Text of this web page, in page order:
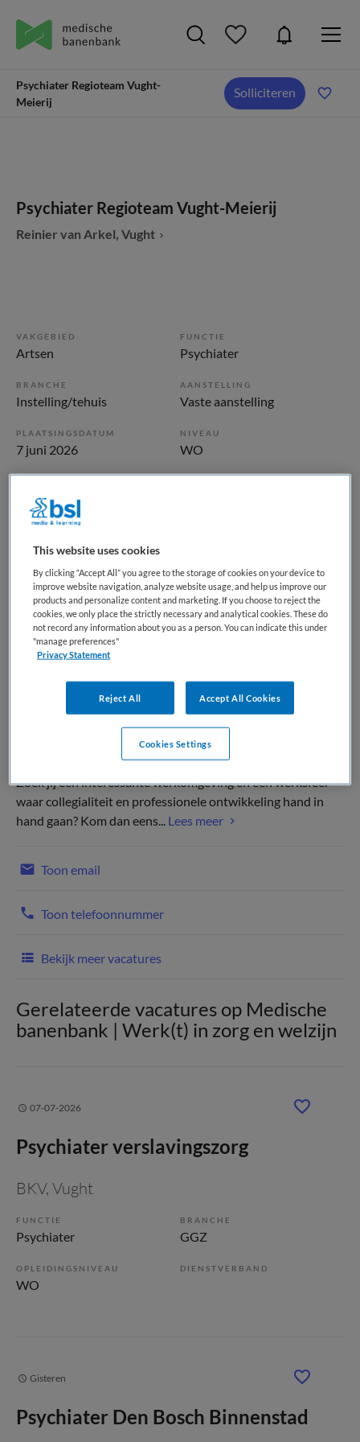
Psychiater Regioteam Vught-
Meierij
Solliciteren
Psychiater Regioteam Vught-Meierij
Reinier van Arkel, Vught
VAKGEBIED
Artsen
FUNCTIE
Psychiater
BRANCHE
Instelling/tehuis
AANSTELLING
Vaste aanstelling
PLAATSINGSDATUM
7 juni 2026
NIVEAU
WO
Ervaren
Vacature niet beschikbaar
Deze vacature Psychiater Regioteam Vught-Meierij bij
Reinier van Arkel is niet meer actueel. Hieronder staan
enkele vergelijkbare vacatures die voor u wellicht
interessant zijn.
Zoek jij een interessante werkomgeving en een werksfeer
waar collegialiteit en professionele ontwikkeling hand in
hand gaan? Kom dan eens... Lees meer
Toon email
Toon telefoonnummer
Bekijk meer vacatures
Gerelateerde vacatures op Medische
banenbank | Werk(t) in zorg en welzijn
07-07-2026
Psychiater verslavingszorg
BKV, Vught
FUNCTIE
Psychiater
BRANCHE
GGZ
OPLEIDINGSNIVEAU
WO
DIENSTVERBAND
Gisteren
Psychiater Den Bosch Binnenstad
This website uses cookies
By clicking “Accept All” you agree to the storage of cookies on your device to
improve website navigation, analyze website usage, and help us improve our
products and personalize content and marketing. If you choose to reject the
cookies, we only place the strictly necessary and analytical cookies. These do
not record any information about you as a person. You can indicate this under
"manage preferences"
Privacy Statement
Reject All Accept All Cookies
Cookies Settings